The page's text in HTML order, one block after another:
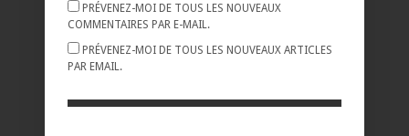
PRÉVENEZ-MOI DE TOUS LES NOUVEAUX
COMMENTAIRES PAR E-MAIL.
PRÉVENEZ-MOI DE TOUS LES NOUVEAUX ARTICLES
PAR EMAIL.